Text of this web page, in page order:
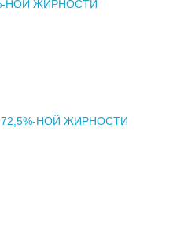
НОЙ ЖИРНОСТИ
НОЙ ЖИРНОСТИ